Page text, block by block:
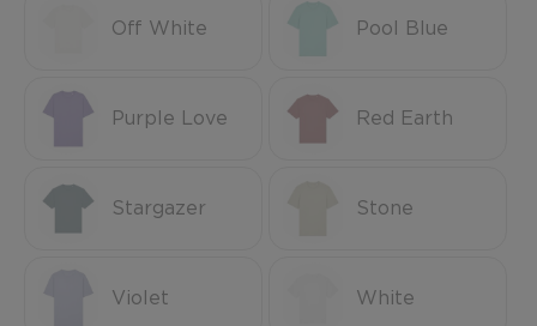
Off White Pool Blue
Purple Love Red Earth
Stargazer Stone
Violet White